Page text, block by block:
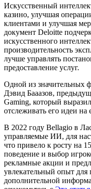
Искусственный
казино, улучшая
клиентами и улучшая
документ Deloitte
искусственного
производительность
лучше управлять
предоставление услуг.
Одной из значительных
Дэвид Бааазов,
Gaming, который
отслеживать его идеи на
В 2022 году Bellagio в
управляемые ИИ, для
что привело к росту на
поведение и выбор
рекламные акции и
увлекательный опыт для
дополнительной